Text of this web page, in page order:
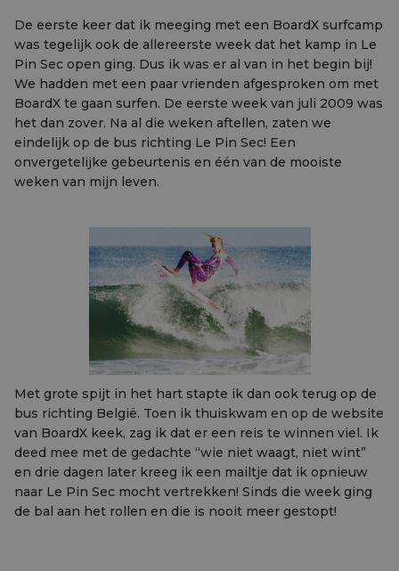
De eerste keer dat ik meeging met een BoardX surfcamp
was tegelijk ook de allereerste week dat het kamp in Le
Pin Sec open ging. Dus ik was er al van in het begin bij!
We hadden met een paar vrienden afgesproken om met
BoardX te gaan surfen. De eerste week van juli 2009 was
het dan zover. Na al die weken aftellen, zaten we
eindelijk op de bus richting Le Pin Sec! Een
onvergetelijke gebeurtenis en één van de mooiste
weken van mijn leven.
Met grote spijt in het hart stapte ik dan ook terug op de
bus richting België. Toen ik thuiskwam en op de website
van BoardX keek, zag ik dat er een reis te winnen viel. Ik
deed mee met de gedachte “wie niet waagt, niet wint”
en drie dagen later kreeg ik een mailtje dat ik opnieuw
naar Le Pin Sec mocht vertrekken! Sinds die week ging
de bal aan het rollen en die is nooit meer gestopt!